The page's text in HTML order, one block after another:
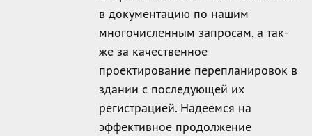
в документацию по нашим
многочисленным запросам, а так-
же за качественное
проектирование перепланировок в
здании с последующей их
регистрацией. Надеемся на
эффективное продолжение